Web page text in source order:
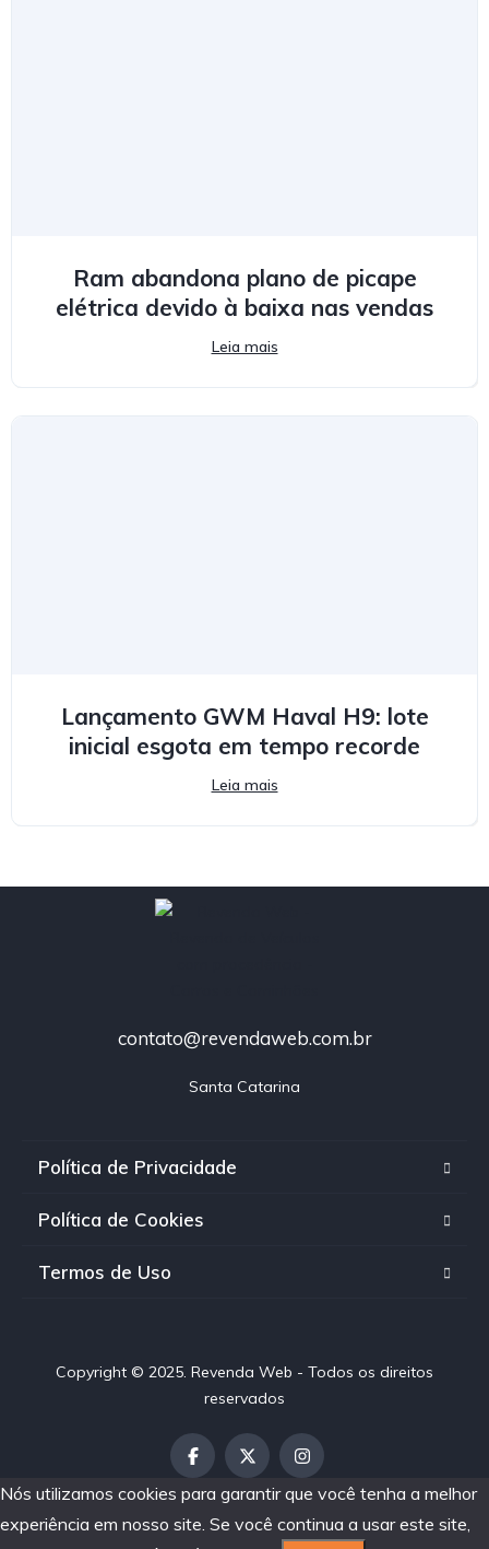
Ram abandona plano de picape
elétrica devido à baixa nas vendas
Leia mais
Lançamento GWM Haval H9: lote
inicial esgota em tempo recorde
Leia mais
contato@revendaweb.com.br
Santa Catarina
Política de Privacidade
Política de Cookies
Termos de Uso
Copyright © 2025. Revenda Web - Todos os direitos
reservados
Nós utilizamos cookies para garantir que você tenha a melhor
experiência em nosso site. Se você continua a usar este site,